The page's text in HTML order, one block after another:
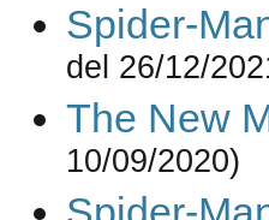
Spider-
del 26/12/
The New
10/09/2020)